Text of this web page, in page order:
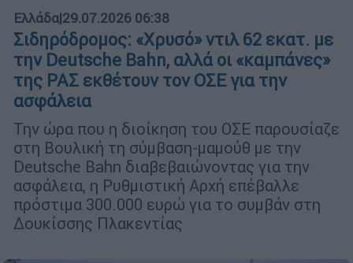
Ελλάδα|29.07.2026 06:38
Σιδηρόδρομος: «Χρυσό» ντιλ 62 εκατ. με
την Deutsche Bahn, αλλά οι «καμπάνες»
της ΡΑΣ εκθέτουν τον ΟΣΕ για την
ασφάλεια
Την ώρα που η διοίκηση του ΟΣΕ παρουσίαζε
στη Βουλική τη σύμβαση-μαμούθ με την
Deutsche Bahn διαβεβαιώνοντας για την
ασφάλεια, η Ρυθμιστική Αρχή επέβαλλε
πρόστιμα 300.000 ευρώ για το συμβάν στη
Δουκίσσης Πλακεντίας